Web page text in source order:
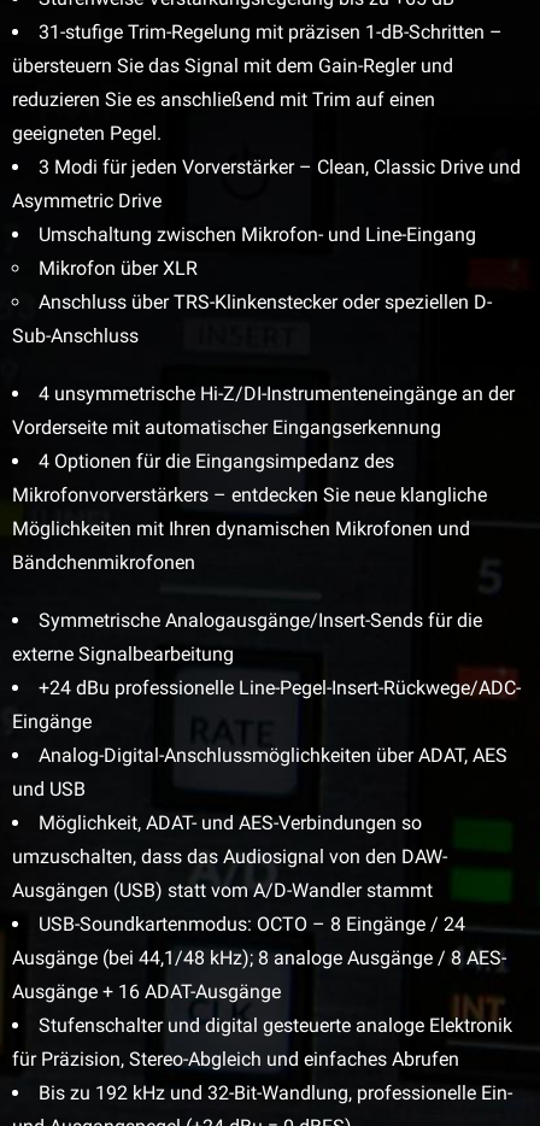
31-stufige Trim-Regelung mit präzisen 1-dB-Schritten –
übersteuern Sie das Signal mit dem Gain-Regler und
reduzieren Sie es anschließend mit Trim auf einen
geeigneten Pegel.
3 Modi für jeden Vorverstärker – Clean, Classic Drive und
Asymmetric Drive
Umschaltung zwischen Mikrofon- und Line-Eingang
Mikrofon über XLR
Anschluss über TRS-Klinkenstecker oder speziellen D-
Sub-Anschluss
4 unsymmetrische Hi-Z/DI-Instrumenteneingänge an der
Vorderseite mit automatischer Eingangserkennung
4 Optionen für die Eingangsimpedanz des
Mikrofonvorverstärkers – entdecken Sie neue klangliche
Möglichkeiten mit Ihren dynamischen Mikrofonen und
Bändchenmikrofonen
Symmetrische Analogausgänge/Insert-Sends für die
externe Signalbearbeitung
+24 dBu professionelle Line-Pegel-Insert-Rückwege/ADC-
Eingänge
Analog-Digital-Anschlussmöglichkeiten über ADAT, AES
und USB
Möglichkeit, ADAT- und AES-Verbindungen so
umzuschalten, dass das Audiosignal von den DAW-
Ausgängen (USB) statt vom A/D-Wandler stammt
USB-Soundkartenmodus: OCTO – 8 Eingänge / 24
Ausgänge (bei 44,1/48 kHz); 8 analoge Ausgänge / 8 AES-
Ausgänge + 16 ADAT-Ausgänge
Stufenschalter und digital gesteuerte analoge Elektronik
für Präzision, Stereo-Abgleich und einfaches Abrufen
Bis zu 192 kHz und 32-Bit-Wandlung, professionelle Ein-